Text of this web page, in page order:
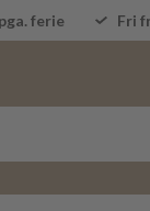
ferie Fri